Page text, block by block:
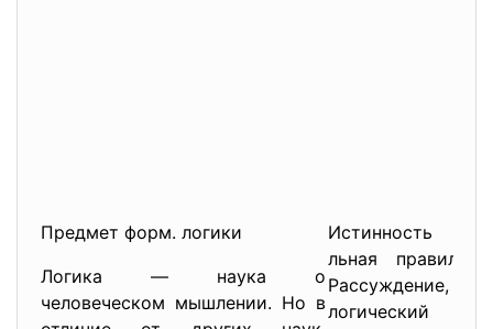
Предмет форм. логики
Логика — наука о
человеческом мышлении. Но в
Истинность
льная
Рассуждение,
логический